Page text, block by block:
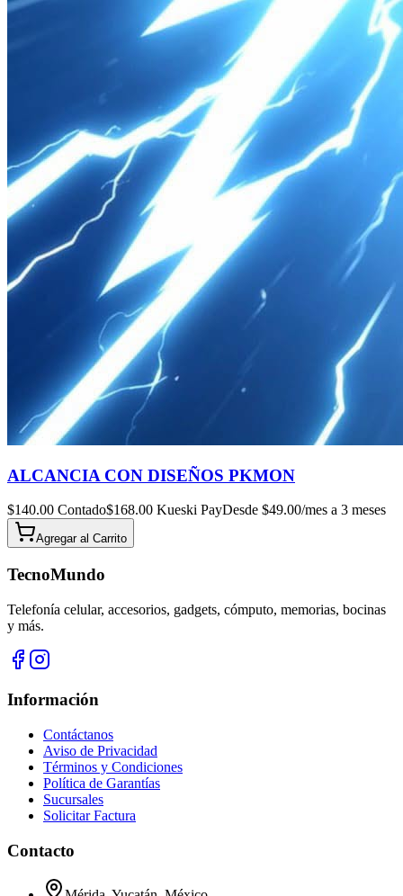
ALCANCIA CON DISEÑOS PKMON
$140.00 Contado$168.00 Kueski PayDesde $49.00/mes a 3 meses
Agregar al Carrito
TecnoMundo
Telefonía celular, accesorios, gadgets, cómputo, memorias, bocinas
y más.
Información
Contáctanos
Aviso de Privacidad
Términos y Condiciones
Política de Garantías
Sucursales
Solicitar Factura
Contacto